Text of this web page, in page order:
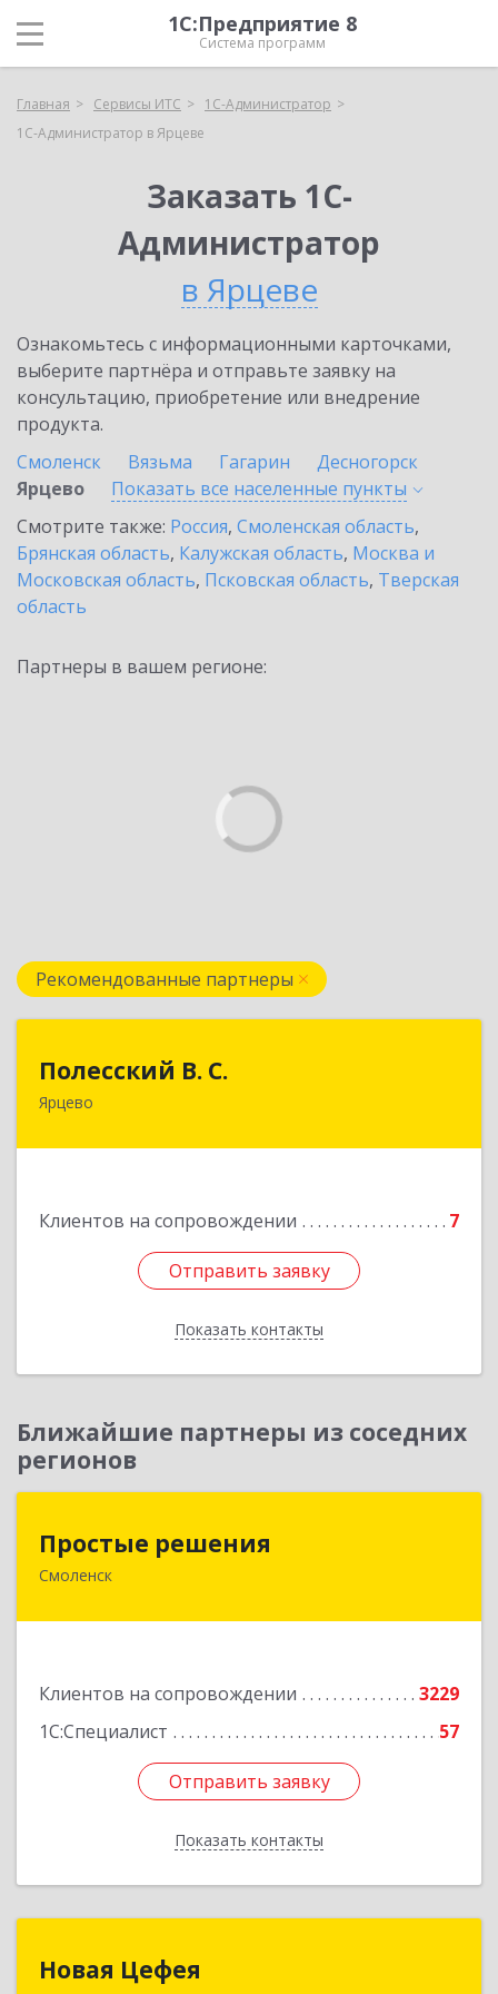
1С:Предприятие 8
Система программ
Главная Сервисы ИТС
1С-Администратор
1С-Администратор в Ярцеве
Заказать 1С-
Администратор
в Ярцеве
Ознакомьтесь с информационными карточками,
выберите партнёра и отправьте заявку на
консультацию, приобретение или внедрение
продукта.
Смоленск
Вязьма Гагарин
Десногорск
Ярцево
Показать все населенные пункты
Смотрите также: Россия, Смоленская область,
Брянская область, Калужская область, Москва и
Московская область, Псковская область, Тверская
область
Партнеры в вашем регионе:
Рекомендованные партнеры
Полесский В. С.
Ярцево
Клиентов на сопровождении 7
Отправить заявку
Показать контакты
Отправить заявку
Назад
Ближайшие партнеры из соседних
регионов
Простые решения
Смоленск
Клиентов на сопровождении
3229
1С:Специалист
57
Отправить заявку
Показать контакты
214015, Смоленская обл, Смоленск г, Большая
Отправить заявку
Назад
Новая Цефея